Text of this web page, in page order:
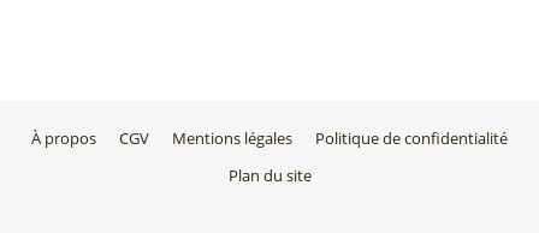
À propos CGV Mentions légales
Politique de confidentialité
Plan du site